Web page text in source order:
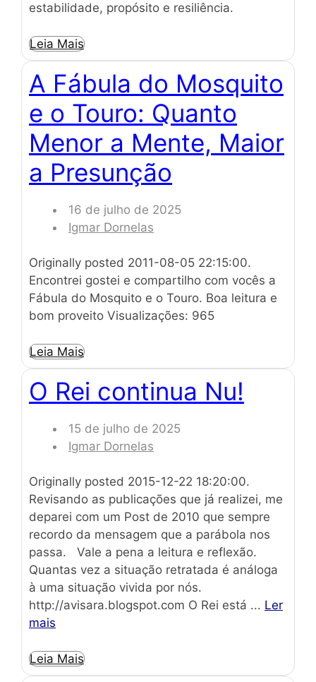
estabilidade, propósito e resiliência.
Leia Mais
A Fábula do Mosquito
e o Touro: Quanto
Menor a Mente, Maior
a Presunção
16 de julho de 2025
Igmar Dornelas
Originally posted 2011-08-05 22:15:00.
Encontrei gostei e compartilho com vocês a
Fábula do Mosquito e o Touro. Boa leitura e
bom proveito Visualizações: 965
Leia Mais
O Rei continua Nu!
15 de julho de 2025
Igmar Dornelas
Originally posted 2015-12-22 18:20:00.
Revisando as publicações que já realizei, me
deparei com um Post de 2010 que sempre
recordo da mensagem que a parábola nos
passa. Vale a pena a leitura e reflexão.
Quantas vez a situação retratada é análoga
à uma situação vivida por nós.
http://avisara.blogspot.com O Rei está ... Ler
mais
Leia Mais